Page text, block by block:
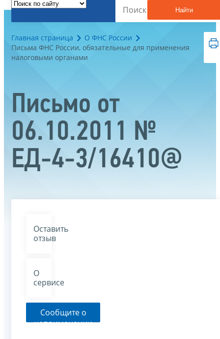
Найти
Главная страница
О ФНС России
Письма ФНС России, обязательные для применения
налоговыми органами
Письмо от
06.10.2011 №
ЕД-4-3/16410@
Оставить
отзыв
О
сервисе
Сообщите о
неприменении